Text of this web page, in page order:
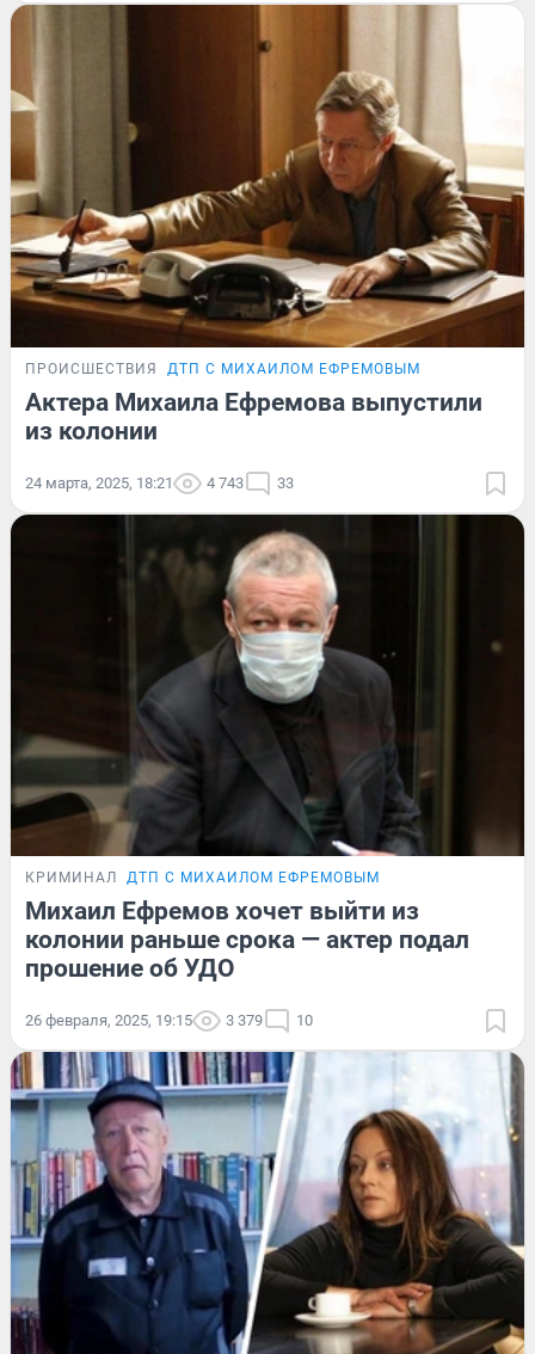
ПРОИСШЕСТВИЯ ДТП С МИХАИЛОМ ЕФРЕМОВЫМ
Актера Михаила Ефремова выпустили
из колонии
24 марта, 2025, 18:21 4 743 33
КРИМИНАЛ ДТП С МИХАИЛОМ ЕФРЕМОВЫМ
Михаил Ефремов хочет выйти из
колонии раньше срока — актер подал
прошение об УДО
26 февраля, 2025, 19:15 3 379 10